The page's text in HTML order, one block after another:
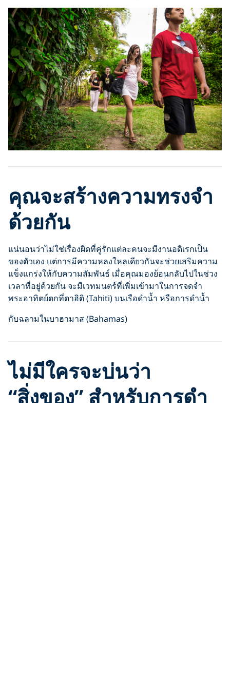
คุณจะสร้างความทรงจำ
ด้วยกัน
แน่นอนว่าไม่ใช่เรื่องผิดที่คู่รักแต่ละคนจะมีงานอดิเรกเป็น
ของตัวเอง แต่การมีความหลงใหลเดียวกันจะช่วยเสริมความ
แข็งแกร่งให้กับความสัมพันธ์ เมื่อคุณมองย้อนกลับไปในช่วง
เวลาที่อยู่ด้วยกัน จะมีเวทมนตร์ที่เพิ่มเข้ามาในการจดจำ
พระอาทิตย์ตกที่ตาฮิติ (Tahiti) บนเรือดำน้ำ หรือการดำน้ำ
กับฉลามในบาฮามาส (Bahamas)
ไม่มีใครจะบ่นว่า
“สิ่งของ” สำหรับการดำ